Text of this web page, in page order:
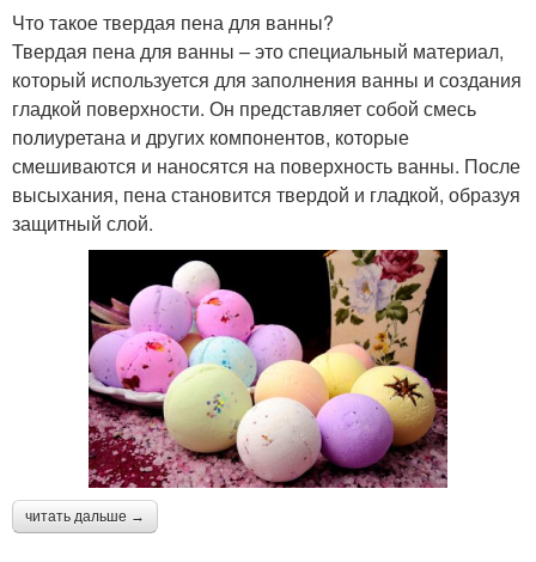
Что такое твердая пена для ванны?
Твердая пена для ванны – это специальный материал,
который используется для заполнения ванны и создания
гладкой поверхности. Он представляет собой смесь
полиуретана и других компонентов, которые
смешиваются и наносятся на поверхность ванны. После
высыхания, пена становится твердой и гладкой, образуя
защитный слой.
читать дальше →